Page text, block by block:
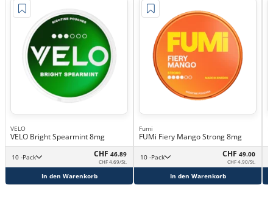
VELO
VELO Bright Spearmint 8mg
10 -Pack CHF 46.89
CHF 4.69/St.
In den Warenkorb
Fumi
FUMi Fiery Mango Strong 8mg
10 -Pack CHF 49.00
CHF 4.90/St.
In den Warenkorb